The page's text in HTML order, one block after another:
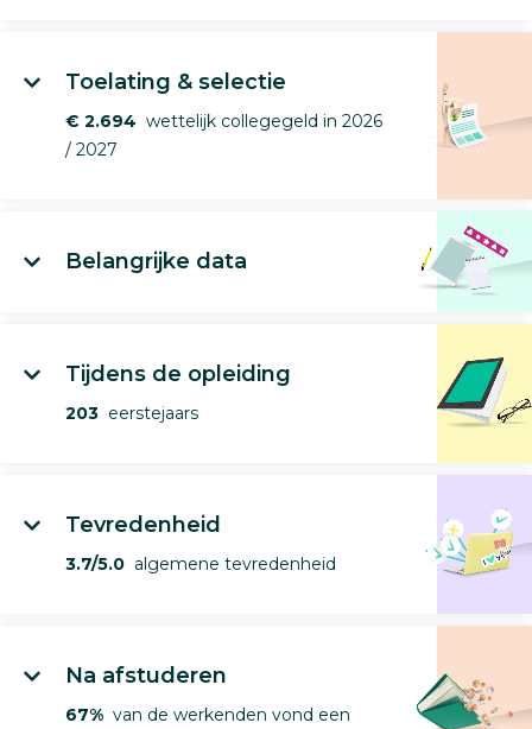
Toelating & selectie
€ 2.694 wettelijk collegegeld in 2026
/ 2027
Belangrijke data
Tijdens de opleiding
203 eerstejaars
Tevredenheid
3.7/5.0 algemene tevredenheid
Na afstuderen
67% van de werkenden vond een